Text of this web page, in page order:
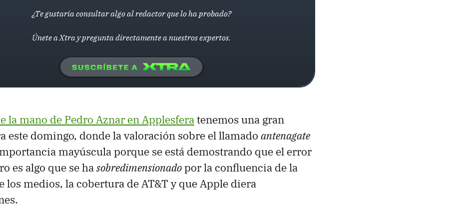
¿Te gustaría consultar algo al redactor que lo ha probado?
Únete a Xtra y pregunta directamente a nuestros expertos.
la mano de Pedro Aznar en Applesfera tenemos una gran
este domingo, donde la valoración sobre el llamado antenagate
mayúscula porque se está demostrando que el error
es algo que se hasobredimensionadopor la confluencia de la
los medios, la cobertura de AT&T y que Apple diera